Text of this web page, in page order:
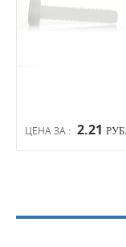
ЦЕНА ЗА : 2.21 РУБ.